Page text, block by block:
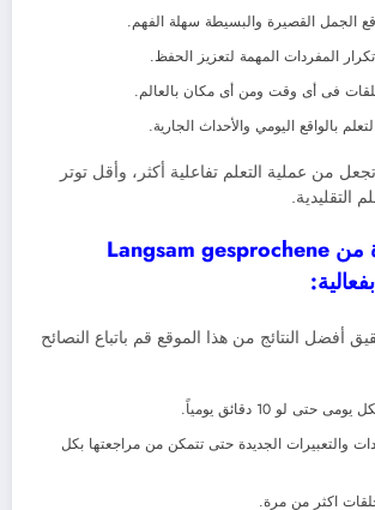
الجمل القصيرة والبسيطة سهلة الفهم.
المفردات المهمة لتعزيز الحفظ.
فى أى وقت ومن أى مكان بالعالم.
بالواقع اليومي والأحداث الجارية.
من عملية التعلم تفاعلية أكثر، وأقل توتر
التقليدية.
كيفية الاستفادة من Langsam gesprochene
أفضل النتائج من هذا الموقع قم باتباع النصائح
لو 10 دقائق يومياً.
والتعبيرات الجديدة حتى تتمكن من مراجعتها بكل
اكثر من مرة.